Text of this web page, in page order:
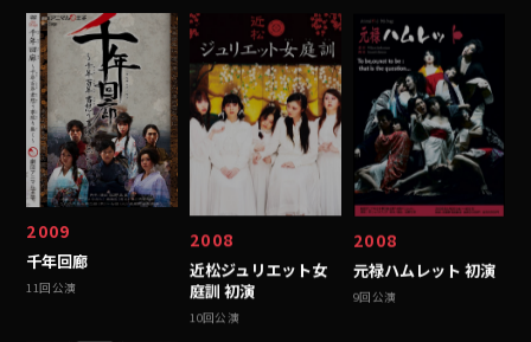
2009
千年回廊
11回公演
2008
近松ジュリエット女
庭訓 初演
10回公演
2008
元禄ハムレット 初演
9回公演